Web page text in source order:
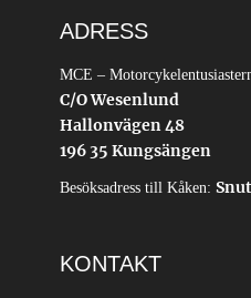
ADRESS
MCE –
C/O Wesenlund
Hallonvägen 48
196 35 Kungsängen
Besöksadress till Kåken:
KONTAKT